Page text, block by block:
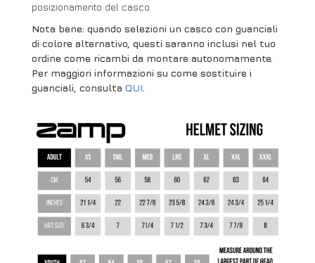
posizionamento del casco.
Nota bene: quando selezioni un casco con guanciali
di colore alternativo, questi saranno inclusi nel tuo
ordine come ricambi da montare autonomamente.
Per maggiori informazioni su come sostituire i
guanciali, consulta QUI